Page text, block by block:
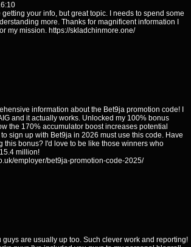
getting your info, but great topic. I needs to spend some
more. Thanks for magnificent information I
my mission. https://skladchinmore.one/
information about the Bet9ja promotion code! I
and it actually works. Unlocked my 100% bonus
the 170% accumulator boost increases potential
sign up with Bet9ja in 2026 must use this code. Have
this bonus? I'd love to be like those winners who
million!
employer/bet9ja-promotion-code-2025/
guys are usually up too. Such clever work and reporting!